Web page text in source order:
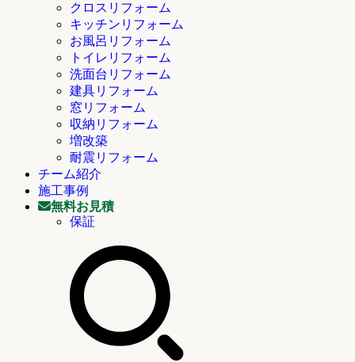
クロスリフォーム
キッチンリフォーム
お風呂リフォーム
トイレリフォーム
洗面台リフォーム
建具リフォーム
窓リフォーム
収納リフォーム
増改築
耐震リフォーム
チーム紹介
施工事例
無料お見積
保証